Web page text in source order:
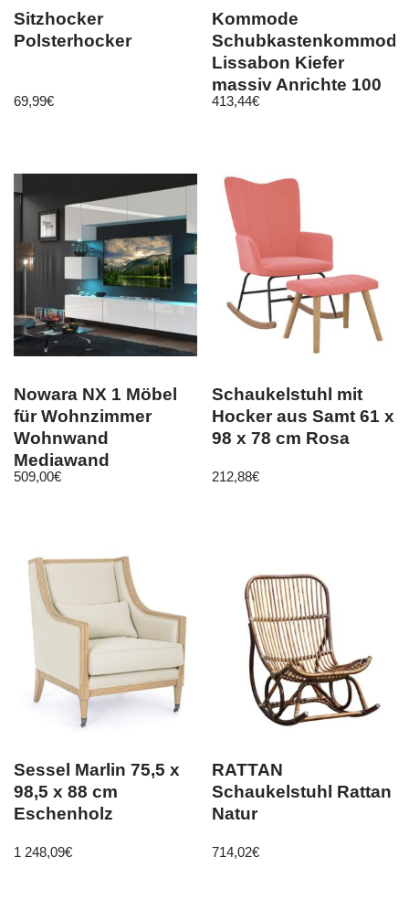
Sitzhocker
Polsterhocker
69,99€
Kommode
Schubkastenkommode
Lissabon Kiefer
massiv Anrichte 100
x 86 cm 5 Farben
413,44€
Nowara NX 1 Möbel
für Wohnzimmer
Wohnwand
Mediawand
Schrankwand
509,00€
Schaukelstuhl mit
Hocker aus Samt 61 x
98 x 78 cm Rosa
212,88€
Sessel Marlin 75,5 x
98,5 x 88 cm
Eschenholz
1 248,09€
RATTAN
Schaukelstuhl Rattan
Natur
714,02€